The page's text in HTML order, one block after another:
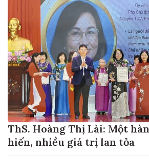
ThS. Hoàng Thị Lài: Một
hiến, nhiều giá trị lan tỏa